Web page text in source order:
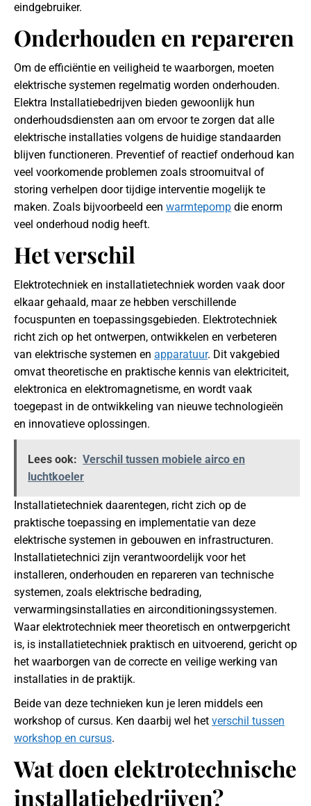
eindgebruiker.
Onderhouden en repareren
Om de efficiëntie en veiligheid te waarborgen, moeten
elektrische systemen regelmatig worden onderhouden.
Elektra Installatiebedrijven bieden gewoonlijk hun
onderhoudsdiensten aan om ervoor te zorgen dat alle
elektrische installaties volgens de huidige standaarden
blijven functioneren. Preventief of reactief onderhoud kan
veel voorkomende problemen zoals stroomuitval of
storing verhelpen door tijdige interventie mogelijk te
maken. Zoals bijvoorbeeld een warmtepomp die enorm
veel onderhoud nodig heeft.
Het verschil
Elektrotechniek en installatietechniek worden vaak door
elkaar gehaald, maar ze hebben verschillende
focuspunten en toepassingsgebieden. Elektrotechniek
richt zich op het ontwerpen, ontwikkelen en verbeteren
van elektrische systemen en apparatuur. Dit vakgebied
omvat theoretische en praktische kennis van elektriciteit,
elektronica en elektromagnetisme, en wordt vaak
toegepast in de ontwikkeling van nieuwe technologieën
en innovatieve oplossingen.
Lees ook: Verschil tussen mobiele airco en
luchtkoeler
Installatietechniek daarentegen, richt zich op de
praktische toepassing en implementatie van deze
elektrische systemen in gebouwen en infrastructuren.
Installatietechnici zijn verantwoordelijk voor het
installeren, onderhouden en repareren van technische
systemen, zoals elektrische bedrading,
verwarmingsinstallaties en airconditioningssystemen.
Waar elektrotechniek meer theoretisch en ontwerpgericht
is, is installatietechniek praktisch en uitvoerend, gericht op
het waarborgen van de correcte en veilige werking van
installaties in de praktijk.
Beide van deze technieken kun je leren middels een
workshop of cursus. Ken daarbij wel het verschil tussen
workshop en cursus.
Wat doen elektrotechnische
installatiebedrijven?